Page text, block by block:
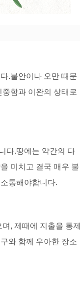
.불안이나 오만 때문
함과 이완의 상태로
다.땅에는 약간의 다
미치고 결국 매우 불
통해야합니다.
, 제때에 지출을 통제
와 함께 우아한 장소